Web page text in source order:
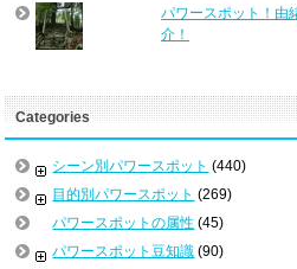
パワースポット！由
介！
Categories
シーン別パワースポット (440)
目的別パワースポット (269)
パワースポットの属性 (45)
パワースポット豆知識 (90)